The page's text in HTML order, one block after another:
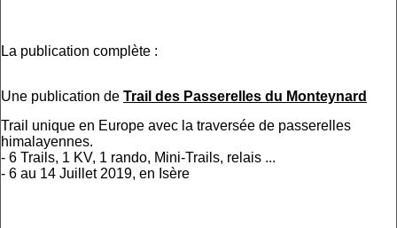
La publication complète :
Une publication de Trail des Passerelles du Monteynard
Trail unique en Europe avec la traversée de passerelles
himalayennes.
- 6 Trails, 1 KV, 1 rando, Mini-Trails, relais ...
- 6 au 14 Juillet 2019, en Isère